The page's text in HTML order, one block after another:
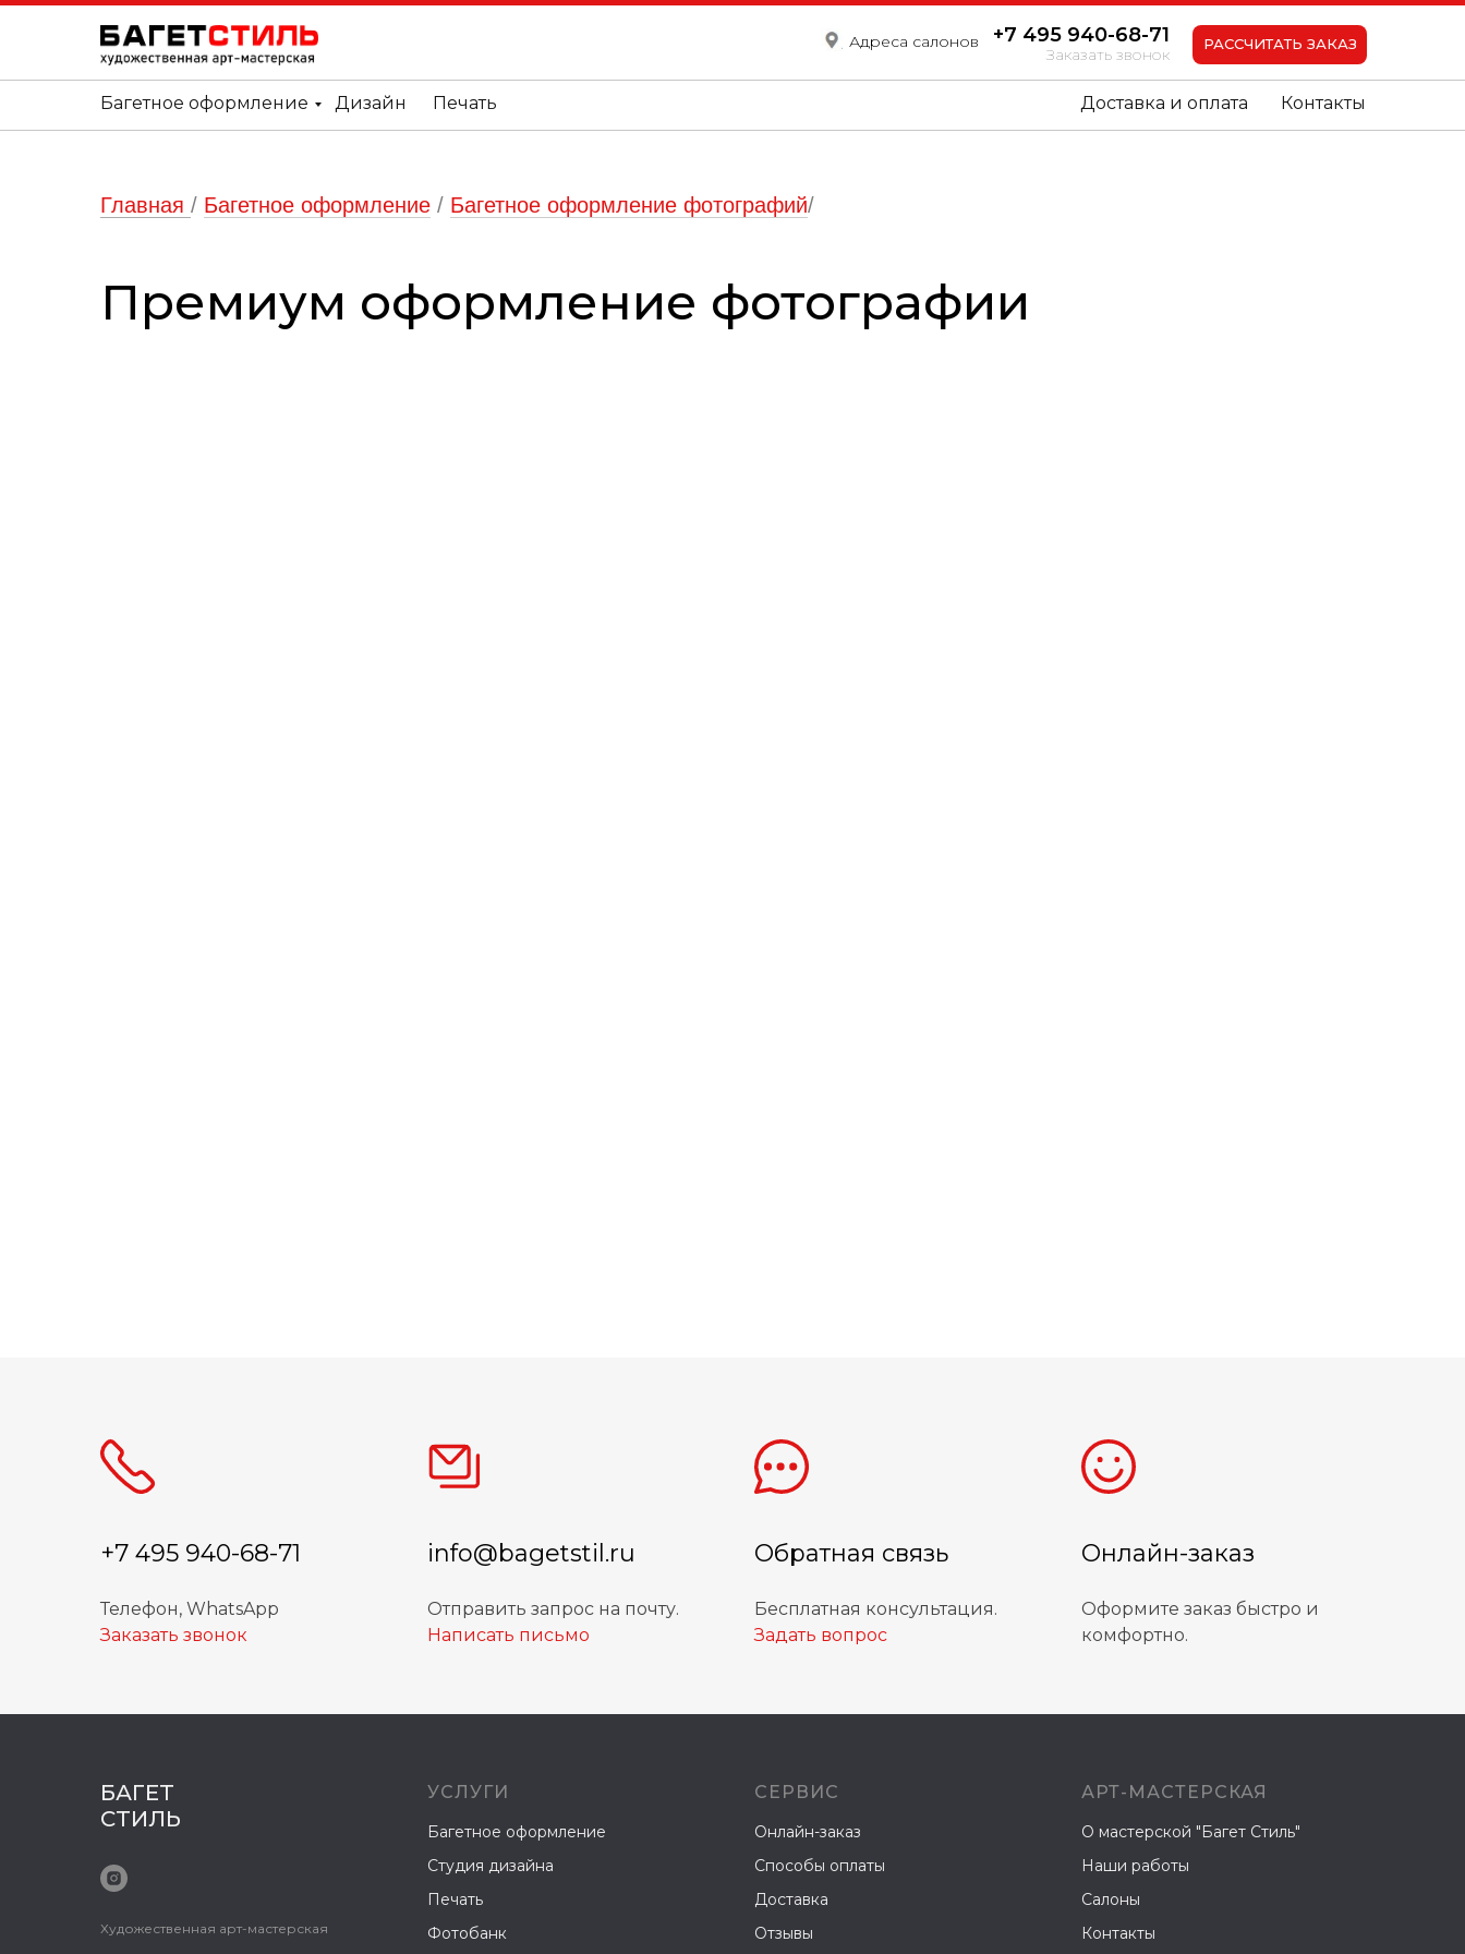
+7 495 940-68-71
Заказать звонок
РАССЧИТАТЬ ЗАКАЗ
Адреса салонов
Багетное оформление Дизайн Печать Доставка и оплата Контакты
Главная / Багетное оформление / Багетное оформление фотографий/
Премиум оформление фотографии
+7 495 940-68-71
Телефон, WhatsApp
Заказать звонок
info@bagetstil.ru
Отправить запрос на почту.
Написать письмо
Обратная связь
Бесплатная консультация.
Задать вопрос
Онлайн-заказ
Оформите заказ быстро и
комфортно.
БАГЕТ
СТИЛЬ
Художественная арт-мастерская
УСЛУГИ
Багетное оформление
Студия дизайна
Печать
Фотобанк
СЕРВИС
Онлайн-заказ
Способы оплаты
Доставка
Отзывы
АРТ-МАСТЕРСКАЯ
О мастерской "Багет Стиль"
Наши работы
Cалоны
Контакты